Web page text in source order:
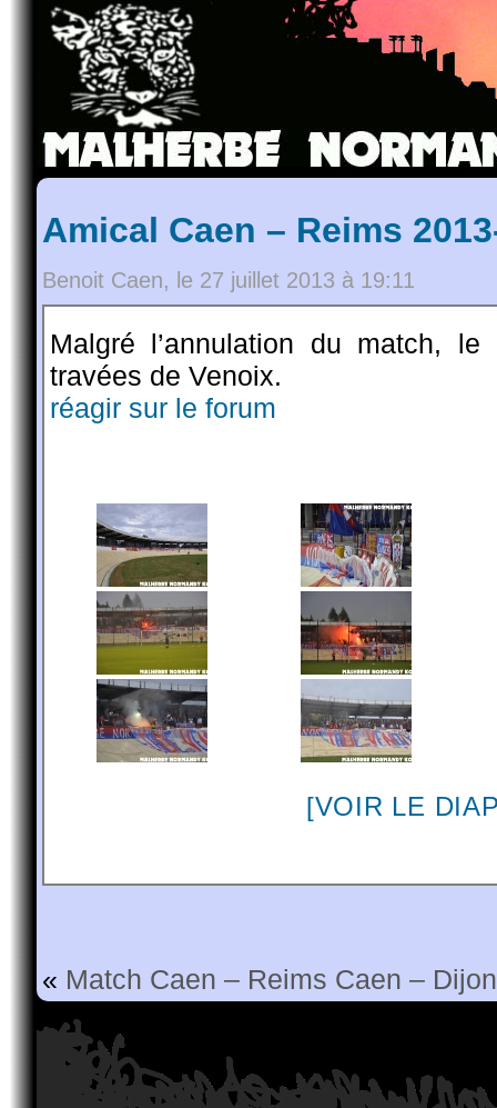
Amical Caen – Reims
Benoit Caen, le 27 juillet 2013 à 19:11
Malgré l’annulation du match,
travées de Venoix.
réagir sur le forum
[VOIR LE
« Match Caen – Reims Caen –